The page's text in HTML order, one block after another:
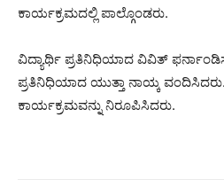
ಕಾರ್ಯಕ್ರಮದಲ್ಲಿ ಪಾಲ್ಗೊಂಡರು.
ವಿದ್ಯಾರ್ಥಿ ಪ್ರತಿನಿಧಿಯಾದ ವಿವಿತ್
ಪ್ರತಿನಿಧಿಯಾದ ಯುತ್ತಾ ನಾಯ್ಕ
ಕಾರ್ಯಕ್ರಮವನ್ನು ನಿರೂಪಿಸಿದರು.